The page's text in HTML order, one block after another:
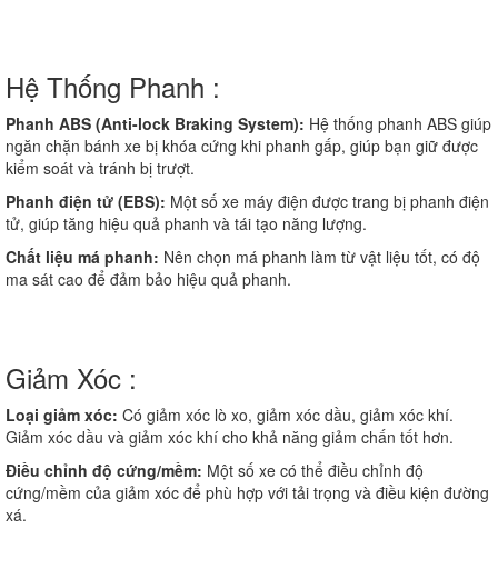
Hệ Thống Phanh :
Phanh ABS (Anti-lock Braking System): Hệ thống phanh ABS giúp
ngăn chặn bánh xe bị khóa cứng khi phanh gấp, giúp bạn giữ được
kiểm soát và tránh bị trượt.
Phanh điện tử (EBS): Một số xe máy điện được trang bị phanh điện
tử, giúp tăng hiệu quả phanh và tái tạo năng lượng.
Chất liệu má phanh: Nên chọn má phanh làm từ vật liệu tốt, có độ
ma sát cao để đảm bảo hiệu quả phanh.
Giảm Xóc :
Loại giảm xóc: Có giảm xóc lò xo, giảm xóc dầu, giảm xóc khí.
Giảm xóc dầu và giảm xóc khí cho khả năng giảm chấn tốt hơn.
Điều chỉnh độ cứng/mềm: Một số xe có thể điều chỉnh độ
cứng/mềm của giảm xóc để phù hợp với tải trọng và điều kiện đường
xá.